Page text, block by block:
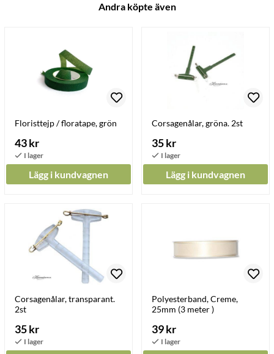
Andra köpte även
Floristtejp / floratape, grön
43 kr
Lägg i kundvagnen
Corsagenålar, gröna. 2st
35 kr
Lägg i kundvagnen
Corsagenålar, transparant.
2st
35 kr
Polyesterband, Creme,
25mm (3 meter )
39 kr